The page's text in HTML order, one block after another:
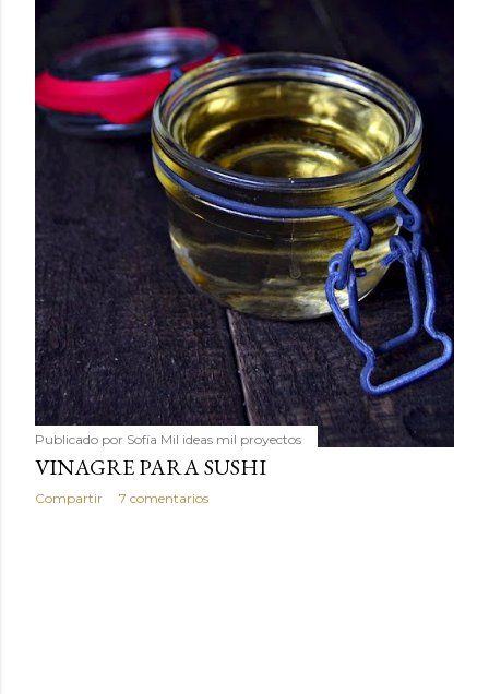
Publicado por Sofía Mil ideas mil proyectos
VINAGRE PARA SUSHI
Compartir 7 comentarios